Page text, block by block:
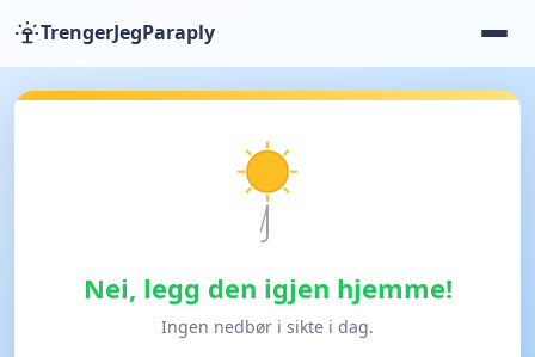
TrengerJegParaply
Nei, legg den igjen hjemme!
Ingen nedbør i sikte i dag.